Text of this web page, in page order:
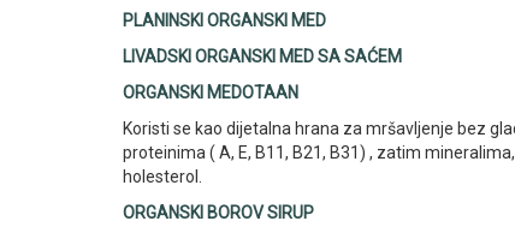
PLANINSKI ORGANSKI MED
LIVADSKI ORGANSKI MED SA SAĆEM
ORGANSKI MEDOTAAN
Koristi se kao dijetalna hrana za mršavljenje bez
proteinima ( A, E, B11, B21, B31) , zatim
holesterol.
ORGANSKI BOROV SIRUP